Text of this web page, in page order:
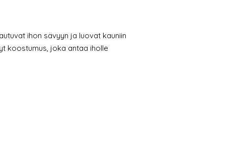
ihon sävyyn ja luovat kauniin
koostumus, joka antaa iholle